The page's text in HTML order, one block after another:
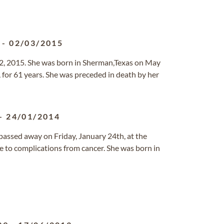
-02/03/2015
2015. She was born in Sherman,Texas on May
61 years. She was preceded in death by her
24/01/2014
away on Friday, January 24th, at the
complications from cancer. She was born in